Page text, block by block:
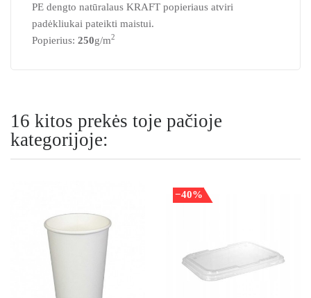
PE dengto natūralaus KRAFT popieriaus atviri
padėkliukai pateikti maistui.
Popierius: 250g/m2
16 kitos prekės toje pačioje
kategorijoje:
−40%